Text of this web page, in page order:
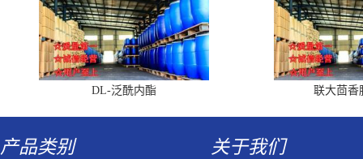
DL-泛酰内酯 联大茴香
产品类别 关于我们